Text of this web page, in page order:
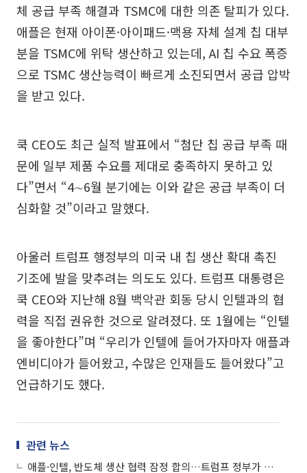
체 공급 부족 해결과 TSMC에 대한 의존 탈피가 있다.
애플은 현재 아이폰·아이패드·맥용 자체 설계 칩 대부
분을 TSMC에 위탁 생산하고 있는데, AI 칩 수요 폭증
으로 TSMC 생산능력이 빠르게 소진되면서 공급 압박
을 받고 있다.
쿡 CEO도 최근 실적 발표에서 “첨단 칩 공급 부족 때
문에 일부 제품 수요를 제대로 충족하지 못하고 있
다”면서 “4∼6월 분기에는 이와 같은 공급 부족이 더
심화할 것”이라고 말했다.
아울러 트럼프 행정부의 미국 내 칩 생산 확대 촉진
기조에 발을 맞추려는 의도도 있다. 트럼프 대통령은
쿡 CEO와 지난해 8월 백악관 회동 당시 인텔과의 협
력을 직접 권유한 것으로 알려졌다. 또 1월에는 “인텔
을 좋아한다”며 “우리가 인텔에 들어가자마자 애플과
엔비디아가 들어왔고, 수많은 인재들도 들어왔다”고
언급하기도 했다.
관련 뉴스
애플·인텔, 반도체 생산 협력 잠정 합의…트럼프 정부가 중재